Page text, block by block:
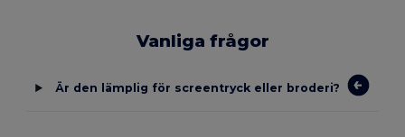
Vanliga frågor
Är den lämplig för screentryck eller broderi?